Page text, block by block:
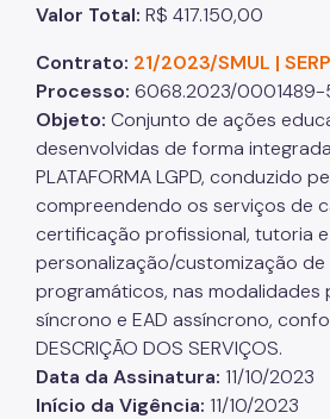
Valor Total: R$ 417.150,00
Contrato: 21/2023/SMUL |
Processo: 6068.2023/0001489-
Objeto: Conjunto de ações
desenvolvidas de forma
PLATAFORMA LGPD, conduzido
compreendendo os serviços de
certificação profissional, tutoria e
personalização/customização
programáticos, nas modalidades
síncrono e EAD assíncrono,
DESCRIÇÃO DOS SERVIÇOS.
Data da Assinatura: 11/10/2023
Início da Vigência: 11/10/2023